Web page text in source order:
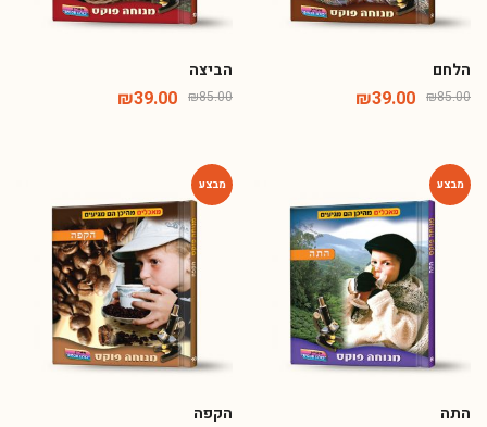
הלחם
₪85.00
₪39.00
הביצה
₪85.00
₪39.00
התה הקפה